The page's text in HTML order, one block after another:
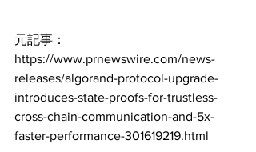
元記事：
https://www.prnewswire.com/news-
releases/algorand-protocol-upgrade-
introduces-state-proofs-for-trustless-
cross-chain-communication-and-5x-
faster-performance-301619219.html